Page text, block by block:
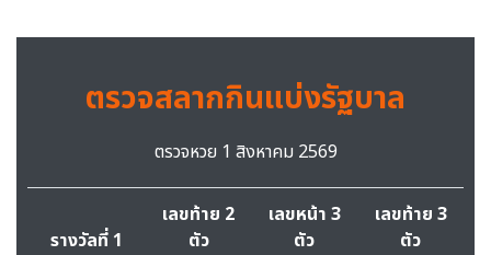
ตรวจสลากกินแบ่งรัฐบาล
ตรวจหวย 1 สิงหาคม 2569
รางวัลที่ 1
เลขท้าย 2
ตัว
เลขหน้า 3
ตัว
เลขท้าย 3
ตัว